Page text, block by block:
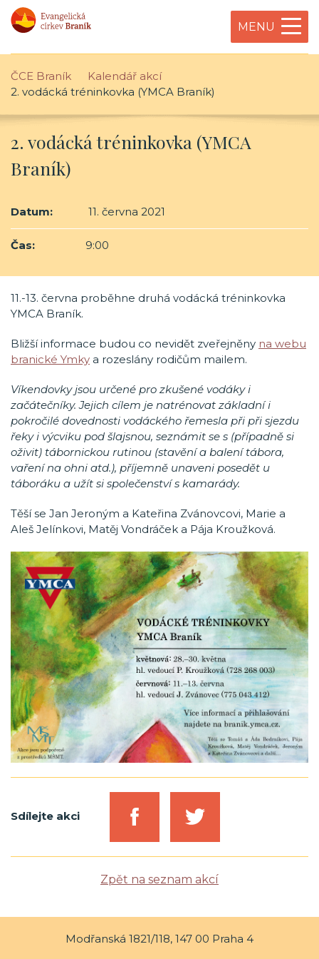
MENU
ČCE Braník
Kalendář akcí
2. vodácká tréninkovka (YMCA Braník)
2. vodácká tréninkovka (YMCA
Braník)
Datum: 11. června 2021
Čas: 9:00
11.-13. června proběhne druhá vodácká tréninkovka
YMCA Braník.
Bližší informace budou co nevidět zveřejněny na webu
branické Ymky a rozeslány rodičům mailem.
Víkendovky jsou určené pro zkušené vodáky i
začátečníky. Jejich cílem je natrénovat základní i
pokročilé dovednosti vodáckého řemesla při při sjezdu
řeky i výcviku pod šlajsnou, seznámit se s (případně si
oživit) tábornickou rutinou (stavění a balení tábora,
vaření na ohni atd.), příjemně unaveni posedět u
táboráku a užít si společenství s kamarády.
Těší se Jan Jeroným a Kateřina Zvánovcovi, Marie a
Aleš Jelínkovi, Matěj Vondráček a Pája Kroužková.
Sdílejte akci
Zpět na seznam akcí
Modřanská 1821/118, 147 00 Praha 4